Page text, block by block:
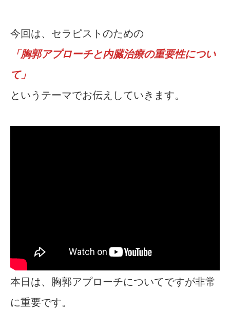
今回は、セラピストのための
「胸郭アプローチと内臓治療の重要性につい
て」
というテーマでお伝えしていきます。
本日は、胸郭アプローチについてですが非常
に重要です。